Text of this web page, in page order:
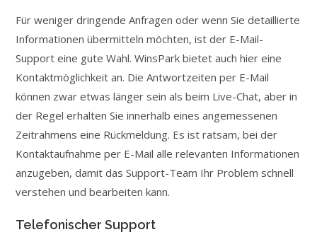
Für weniger dringende Anfragen oder wenn Sie detaillierte
Informationen übermitteln möchten, ist der E-Mail-
Support eine gute Wahl. WinsPark bietet auch hier eine
Kontaktmöglichkeit an. Die Antwortzeiten per E-Mail
können zwar etwas länger sein als beim Live-Chat, aber in
der Regel erhalten Sie innerhalb eines angemessenen
Zeitrahmens eine Rückmeldung. Es ist ratsam, bei der
Kontaktaufnahme per E-Mail alle relevanten Informationen
anzugeben, damit das Support-Team Ihr Problem schnell
verstehen und bearbeiten kann.
Telefonischer Support